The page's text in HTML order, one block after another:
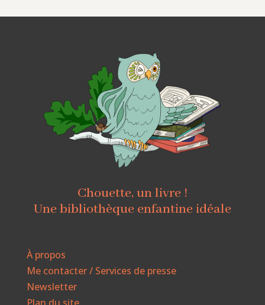
Chouette, un livre !
Une bibliothèque enfantine idéale
À propos
Me contacter / Services de presse
Newsletter